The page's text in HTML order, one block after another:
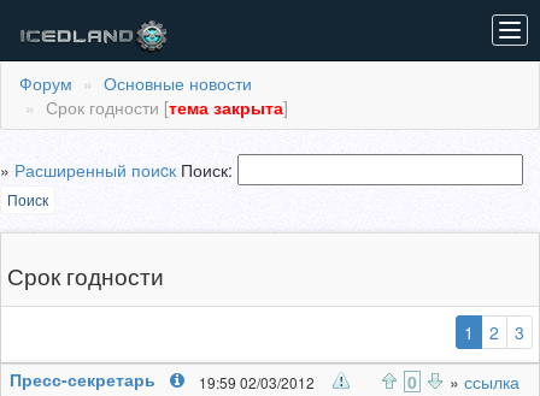
Форум
Основные новости
Срок годности [тема закрыта]
» Расширенный поиcк Поиск:
Поиск
Срок годности
1 2
3
Пресс-секретарь
19:59 02/03/2012 0 » ссылка